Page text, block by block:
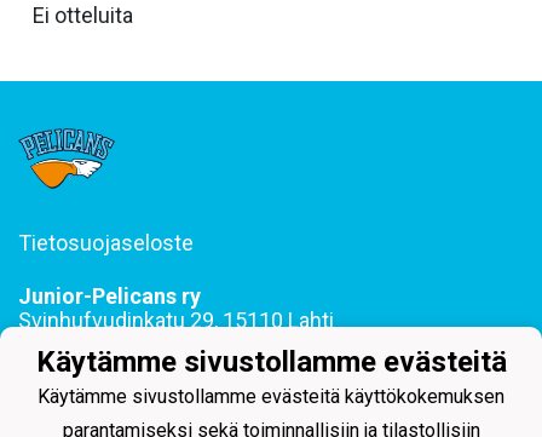
Ei otteluita
Tietosuojaseloste
Junior-Pelicans ry
Svinhufvudinkatu 29, 15110 Lahti
044 255 1975 toimisto@juniorpelicans.fi
Toimisto avoinna ma-pe klo 9-15
Käytämme sivustollamme evästeitä
Käytämme sivustollamme evästeitä käyttökokemuksen
parantamiseksi sekä toiminnallisiin ja tilastollisiin